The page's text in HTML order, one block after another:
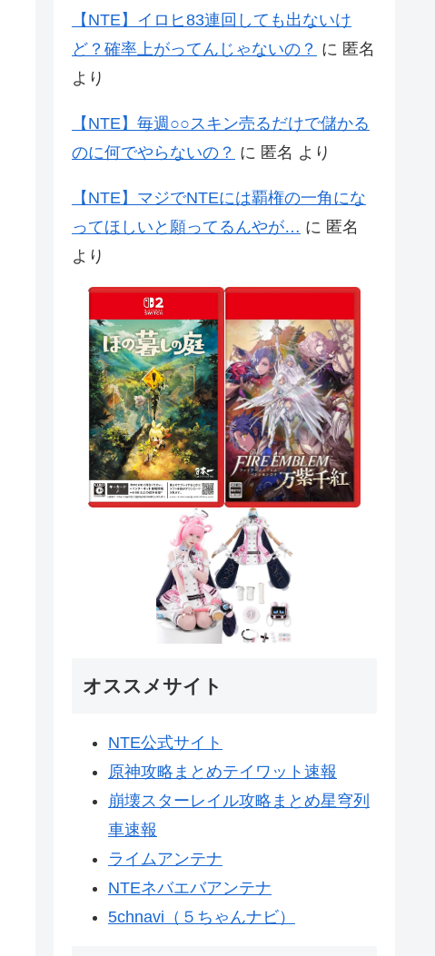
【NTE】イロヒ83連回しても出ないけ
ど？確率上がってんじゃないの？ に 匿名
より
【NTE】毎週○○スキン売るだけで儲かる
のに何でやらないの？ に 匿名 より
【NTE】マジでNTEには覇権の一角にな
ってほしいと願ってるんやが… に 匿名
より
オススメサイト
NTE公式サイト
原神攻略まとめテイワット速報
崩壊スターレイル攻略まとめ星穹列
車速報
ライムアンテナ
NTEネバエバアンテナ
5chnavi（５ちゃんナビ）